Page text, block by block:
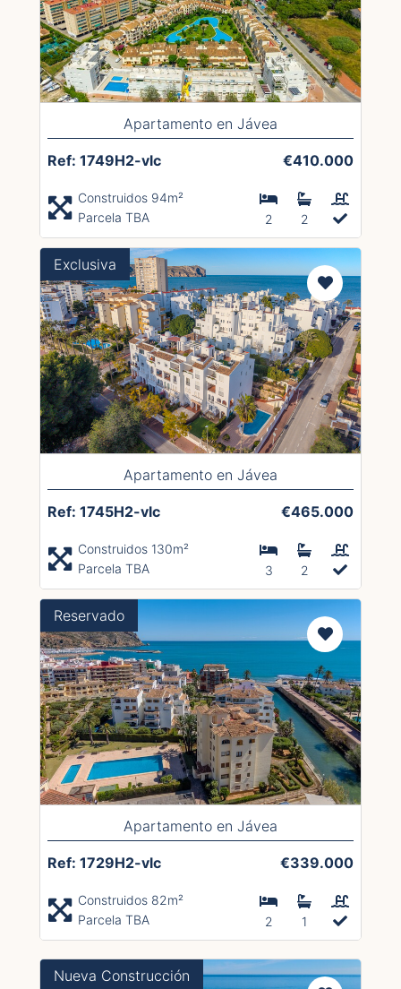
Apartamento en Jávea
Ref: 1749H2-vlc €410.000
Construidos 94m²
Parcela TBA
2 2
Exclusiva
Apartamento en Jávea
Ref: 1745H2-vlc €465.000
Construidos 130m²
Parcela TBA
3 2
Reservado
Apartamento en Jávea
Ref: 1729H2-vlc €339.000
Construidos 82m²
Parcela TBA
2 1
Nueva Construcción